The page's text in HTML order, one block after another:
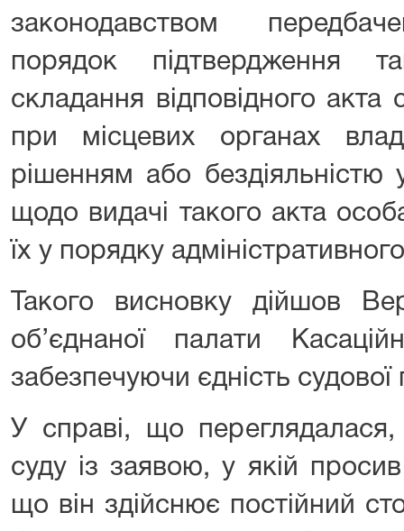
законодавством
порядок підтвердження
складання відповідного акта
при місцевих органах
рішенням або бездіяльністю
щодо видачі такого акта
їх у порядку
Такого висновку дійшов
об’єднаної палати
забезпечуючи єдність судової
У справі, що
суду із заявою, у якій
що він здійснює постійний